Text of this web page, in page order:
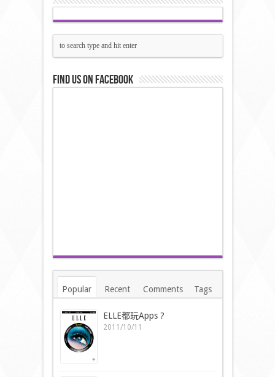
Find us on Facebook
Popular Recent Comments Tags
ELLE都玩Apps ?
2011/10/11